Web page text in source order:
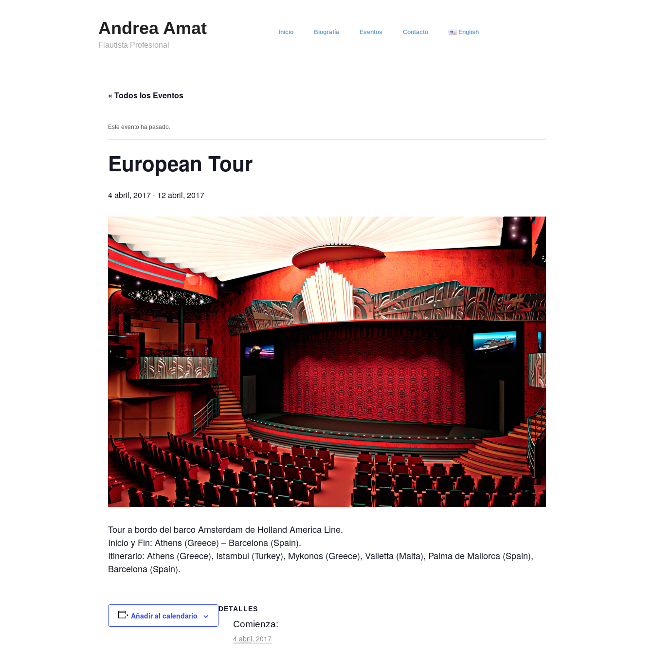
Andrea Amat
Flautista Profesional
Inicio Biografía Eventos Contacto English
« Todos los Eventos
Este evento ha pasado.
European Tour
4 abril, 2017- 12 abril, 2017
Tour a bordo del barco Amsterdam de Holland America Line.
Inicio y Fin: Athens (Greece) – Barcelona (Spain).
Itinerario: Athens (Greece), Istambul (Turkey), Mykonos (Greece), Valletta (Malta), Palma de Mallorca (Spain),
Barcelona (Spain).
Añadir al calendario
DETALLES
Comienza:
4 abril, 2017